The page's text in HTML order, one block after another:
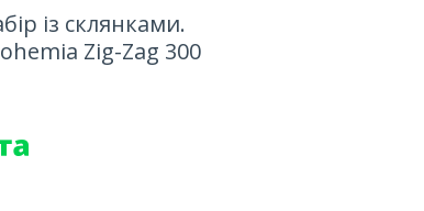
із склянками.
Zig-Zag 300